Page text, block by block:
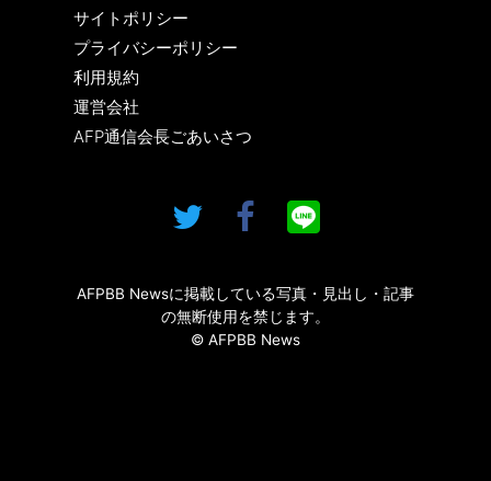
サイトポリシー
プライバシーポリシー
利用規約
運営会社
AFP通信会長ごあいさつ
AFPBB Newsに掲載している写真・見出し・記事
の無断使用を禁じます。
© AFPBB News